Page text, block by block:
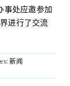
事处应邀参加
进行了交流
新闻